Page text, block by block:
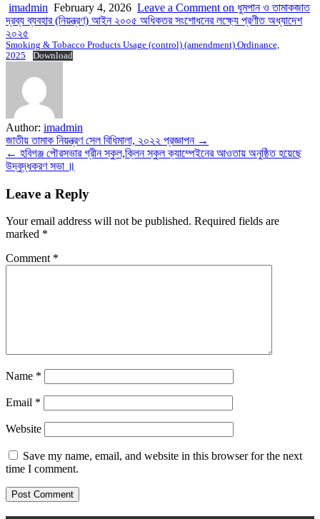
imadmin February 4, 2026 Leave a Comment on ধুমপান ও তামাকজাত
দ্রব্য ব্যবহার (নিয়ন্ত্রণ) আইন ২০০৫ অধিকতর সংশোধনের লক্ষ্যে প্রণীত ‍অধ্যাদেশ
২০২৫
Smoking & Tobacco Products Usage (control) (amendment) Ordinance,
2025
Download
Author: imadmin
Post
navigation
জাতীয় তামাক নিয়ন্ত্রণ সেল বিধিমালা, ২০২২ প্রজ্ঞাপন →
← হবিগঞ্জ পৌরসভার গ্রীন স্কুল,ক্লিন স্কুল ক্যাম্পেইনের আওতায় অনুষ্ঠিত হয়েছে
উদ্বুদ্ধকরণ সভা ॥
Leave a Reply
Your email address will not be published. Required fields are
marked *
Comment *
Name *
Email *
Website
Save my name, email, and website in this browser for the next
time I comment.